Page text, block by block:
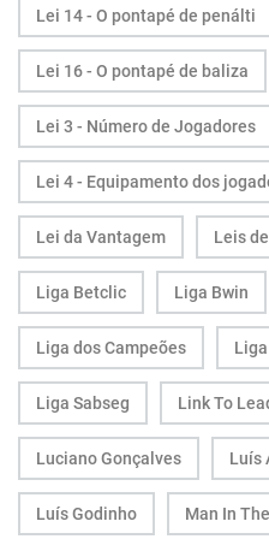
Lei 14 - O pontapé de penálti
Lei 16 - O pontapé de baliza
Lei 3 - Número de Jogadores
Lei 4 - Equipamento dos
Lei da Vantagem Leis
Liga Betclic Liga Bwin
Liga dos Campeões
Liga Sabseg Link To
Luciano Gonçalves Luís
Luís Godinho Man In